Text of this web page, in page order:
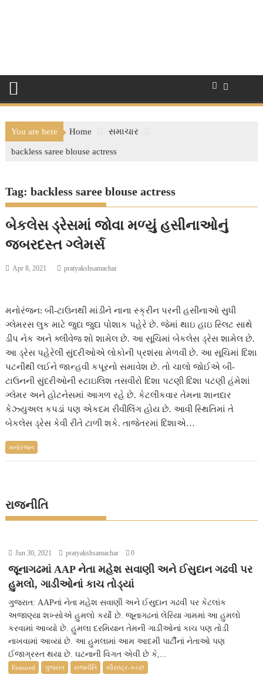
You are here Home સમાચાર
backless saree blouse actress
Tag:backless saree blouse actress
બેકલેસ ડ્રેસમાં જોવા મળ્યું હસીનાઓનું
જબરદસ્ત ગ્લેમર્સ
Apr 8, 2021 pratyakshsamachar
મનોરંજન: બી-ટાઉનથી માંડીને નાના સ્ક્રીન પરની હસીનાઓ સુધી
ગ્લેમરસ લુક માટે જુદા જુદા પોશાક પહેરે છે. જેમાં થાઇ હાઇ સ્લિટ સાથે
ડીપ નેક અને ક્લીવેજ શો શામેલ છે. આ સૂચિમાં બેકલેસ ડ્રેસ શામેલ છે.
આ ડ્રેસ પહેરેલી સુંદરીઓએ લોકોની પ્રશંસા મેળવી છે. આ સૂચિમાં દિશા
પટનીથી લઈને જાન્હવી કપૂરનો સમાવેશ છે. તો ચાલો જોઈએ બી-
ટાઉનની સુંદરીઓની સ્ટાઇલિશ તસવીરો દિશા પટણી દિશા પટણી હંમેશાં
ગ્લેમર અને હોટનેસમાં આગળ રહે છે. કેટલીકવાર તેમના શાનદાર
કેઝ્યુઅલ કપડાં પણ એકદમ રીવીલિંગ હોય છે. આવી સ્થિતિમાં તે
બેકલેસ ડ્રેસ કેવી રીતે ટાળી શકે. તાજેતરમાં દિશાએ…
મનોરંજન
રાજનીતિ
Jun 30, 2021 pratyakshsamachar 0
જૂનાગઢમાં AAP નેતા મહેશ સવાણી અને ઈસુદાન ગઢવી પર
હુમલો, ગાડીઓનાં કાચ તોડ્યાં
ગુજરાત: AAPનાં નેતા મહેશ સવાણી અને ઈસુદાન ગઢવી પર કેટલાંક
અજાણ્યા શખ્સોએ હુમલો કર્યો છે. જૂનાગઢનાં લેરિયા ગામમાં આ હુમલો
કરવામાં આવ્યો છે. હુમલા દરમિયાન તેમની ગાડીઓનાં કાચ પણ તોડી
નાખવામાં આવ્યાં છે. આ હુમલામાં આમ આદમી પાર્ટીનાં નેતાઓ પણ
ઈજાગ્રસ્ત થયા છે. ઘટનાની વિગત એવી છે કે,...
Featured ગુજરાત રાજનીતિ સૌરાષ્ટ્ર-કચ્છ